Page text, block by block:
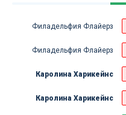
Филадельфия Флайерз
Филадельфия Флайерз
Каролина Харикейнс
Каролина Харикейнс